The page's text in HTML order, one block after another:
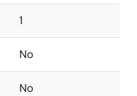
1
No
No